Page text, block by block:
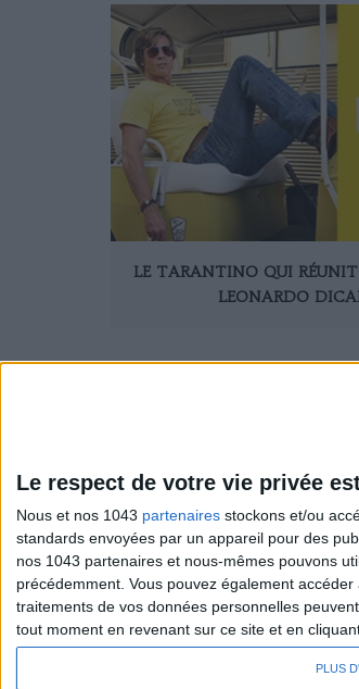
Le respect de votre vie privée
Nous et nos 1043 partenaires stockons et/ou
standards envoyées par un appareil pour des
nos 1043 partenaires et nous-mêmes pouvons
précédemment. Vous pouvez également
traitements de vos données personnelles
tout moment en revenant sur ce site et en
PLUS
LE TARANTINO QUI
LEONARDO
Sexo
Société